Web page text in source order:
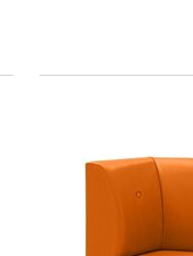
企画 オリジナル